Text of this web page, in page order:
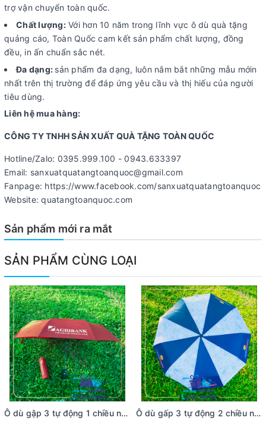
trợ vận chuyển toàn quốc.
Chất lượng:Với hơn 10 năm trong lĩnh vực ô dù quà tặng
quảng cáo, Toàn Quốc cam kết sản phẩm chất lượng, đồng
đều, in ấn chuẩn sắc nét.
Đa dạng: sản phẩm đa dạng, luôn nắm bắt những mẫu mớin
nhất trên thị trường để đáp ứng yêu cầu và thị hiếu của người
tiêu dùng.
Liên hệ mua hàng:
CÔNG TY TNHH SẢN XUẤT QUÀ TẶNG TOÀN QUỐC
Hotline/Zalo: 0395.999.100 - 0943.633397
Email: sanxuatquatangtoanquoc@gmail.com
Fanpage: https://www.facebook.com/sanxuatquatangtoanquoc
Website: quatangtoanquoc.com
Sản phẩm mới ra mắt
SẢN PHẨM CÙNG LOẠI
Ô dù gập 3 tự động 1 chiều ngân hàng Agribank
Ô dù gấp 3 tự động 2 chiều ngân hàng Vietbank